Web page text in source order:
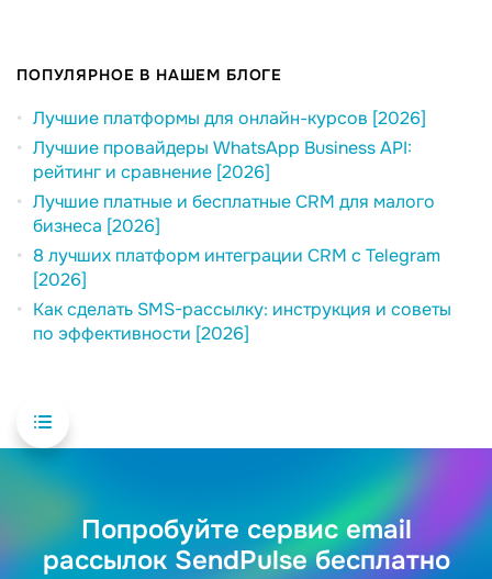
ПОПУЛЯРНОЕ В НАШЕМ БЛОГЕ
Лучшие платформы для онлайн-курсов [2026]
Лучшие провайдеры WhatsApp Business API:
рейтинг и сравнение [2026]
Лучшие платные и бесплатные CRM для малого
бизнеса [2026]
8 лучших платформ интеграции CRM с Telegram
[2026]
Как сделать SMS-рассылку: инструкция и советы
по эффективности [2026]
Попробуйте сервис email
рассылок SendPulse бесплатно